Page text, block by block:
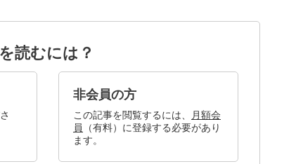
読むには？
非会員の方
この記事を閲覧するには、
月額会
員
（有料）に登録する必要があり
ます。